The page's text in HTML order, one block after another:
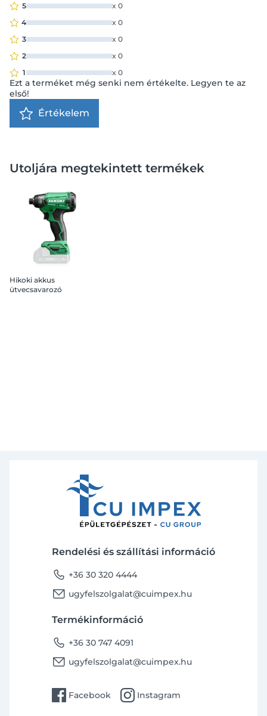
5 x 0
4
x 0
3
x 0
2
x 0
1
x 0
Ezt a terméket még senki nem értékelte. Legyen te az
első!
Értékelem
Utoljára megtekintett termékek
Hikoki akkus
ütvecsavarozó
Rendelési és szállítási információ
phone +36 30 320 4444
email ugyfelszolgalat@cuimpex.hu
Termékinformáció
phone +36 30 747 4091
email ugyfelszolgalat@cuimpex.hu
facebook Facebook instagram Instagram